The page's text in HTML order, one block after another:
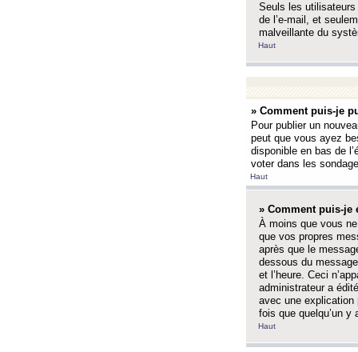
Seuls les utilisateurs
de l’e-mail, et
malveillante du
Haut
» Comment puis-je
Pour publier un
peut que vous ayez
disponible en bas de
voter dans les
Haut
» Comment puis-je
À moins que vous
que vos propres
après que le
dessous du
et l’heure. Ceci
administrateur a
avec une explication
fois que quelqu’un y
Haut